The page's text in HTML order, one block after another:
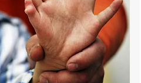
полным-полно не только